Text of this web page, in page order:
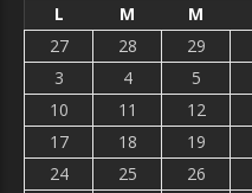
L M M
27
28 29
3
4 5
10
11 12
17
18 19
24
25 26